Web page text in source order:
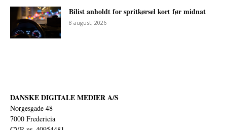
Bilist anholdt for spritkørsel kort før midnat
8 august, 2026
DANSKE DIGITALE MEDIER A/S
Norgesgade 48
7000 Fredericia